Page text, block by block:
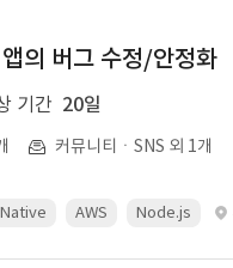
의 버그 수정/안정화
기간 20일
커뮤니티ㆍSNS 외 1개
AWS Node.js